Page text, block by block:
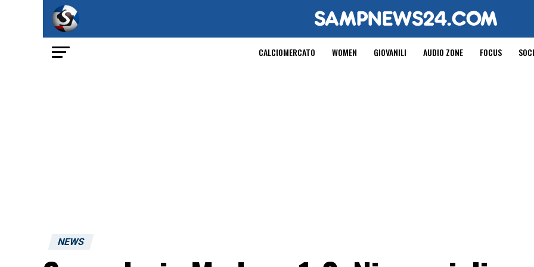
CALCIOMERCATO WOMEN GIOVANILI AUDIO ZONE FOCUS
NEWS